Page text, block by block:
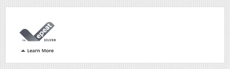
Felbontás (dpi)